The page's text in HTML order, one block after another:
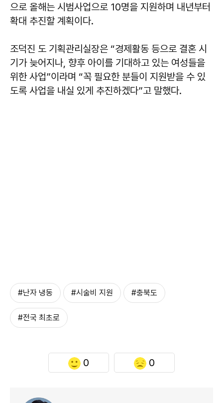
으로 올해는 시범사업으로 10명을 지원하며 내년부터
확대 추진할 계획이다.
조덕진 도 기획관리실장은 “경제활동 등으로 결혼 시
기가 늦어지나, 향후 아이를 기대하고 있는 여성들을
위한 사업”이라며 “꼭 필요한 분들이 지원받을 수 있
도록 사업을 내실 있게 추진하겠다”고 말했다.
#난자 냉동 #시술비 지원 #충북도
#전국 최초로
0 0